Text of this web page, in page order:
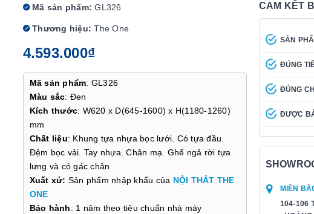
Mã sản phẩm: GL326
Thương hiệu: The One
4.593.000₫
Mã sản phẩm: GL326
Màu sắc: Đen
Kích thước: W620 x D(645-1600) x H(1180-1260)
mm
Chất liệu: Khung tựa nhựa bọc lưới. Có tựa đầu.
Đệm bọc vải. Tay nhựa. Chân mạ. Ghế ngả rời tựa
lưng và có gác chân
Xuất xứ: Sản phẩm nhập khẩu của NỘI THẤT THE
ONE
Bảo hành: 1 năm theo tiêu chuẩn nhà máy
CAM KẾT
SẢN
ĐÚNG
ĐÚNG
ĐƯỢC
MIỀN
104-106